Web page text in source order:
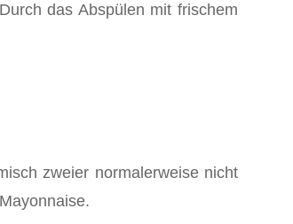
das Abspülen mit frischem
zweier normalerweise nicht